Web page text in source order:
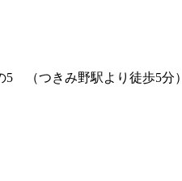
5 （つきみ野駅より徒歩5分）